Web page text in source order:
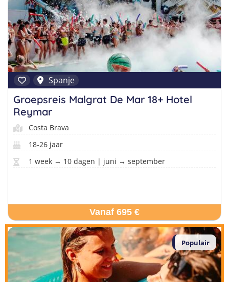
Spanje
Groepsreis Malgrat De Mar 18+ Hotel
Reymar
Costa Brava
18-26 jaar
1 week → 10 dagen | juni → september
Vanaf 695 €
Populair